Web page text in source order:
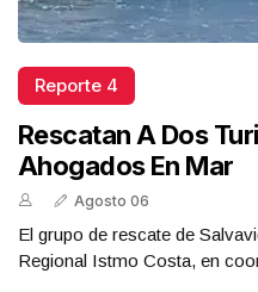
Reporte 4
Rescatan A Dos
Ahogados En Mar
Agosto 06
El grupo de rescate de
Regional Istmo Costa, en